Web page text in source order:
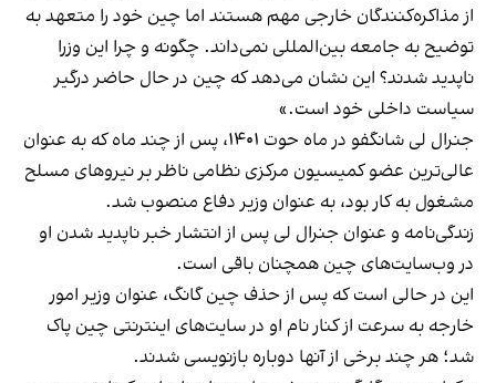
از مذاکره‌کنندگان خارجی مهم هستند اما چین خود را متعهد به
توضیح به جامعه بین‌المللی نمی‌داند. چگونه و چرا این وزرا
ناپدید شدند؟ این نشان می‌‌دهد که چین در حال حاضر درگیر
سیاست داخلی خود است.»
جنرال لی شانگفو در ماه حوت ۱۴۰۱، پس از چند ماه که به عنوان
عالی‌ترین عضو کمیسیون مرکزی نظامی ناظر بر نیروهای مسلح
مشغول به کار بود، به عنوان وزیر دفاع منصوب شد.
زندگی‌نامه و عنوان جنرال لی پس از انتشار خبر ناپدید شدن او
در وب‌سایت‌های چین همچنان باقی است.
این در حالی است که پس از حذف چین گانگ، عنوان وزیر امور
خارجه به سرعت از کنار نام او در سایت‌‌های اینترنتی چین پاک
شد؛ هر چند برخی از آنها دوباره بازنویسی شدند.